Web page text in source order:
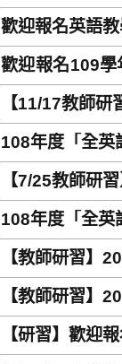
歡迎報名英語
歡迎報名109
2020
people)
【11/17教師
108年度「全英
【7/25教師
108年度「全英
【教師研習】
【教師研習】
【研習】歡迎